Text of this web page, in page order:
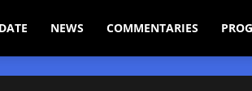
NEWS COMMENTARIES